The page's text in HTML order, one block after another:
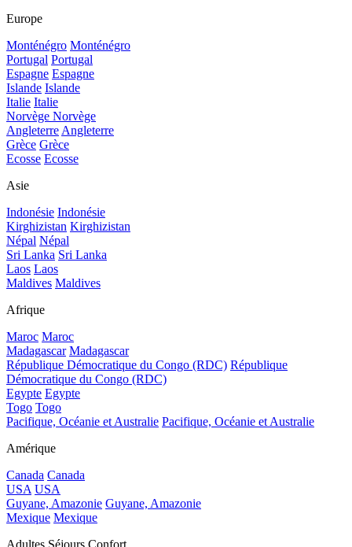
Europe
Monténégro Monténégro
Portugal Portugal
Espagne Espagne
Islande Islande
Italie Italie
Norvège Norvège
AngleterreAngleterre
Grèce Grèce
Ecosse Ecosse
Asie
Indonésie Indonésie
Kirghizistan Kirghizistan
Népal Népal
Sri Lanka Sri Lanka
Laos Laos
Maldives Maldives
Afrique
Maroc Maroc
Madagascar Madagascar
République Démocratique du Congo (RDC) République
Démocratique du Congo (RDC)
Egypte Egypte
Togo Togo
Pacifique, Océanie et Australie Pacifique, Océanie et Australie
Amérique
Canada Canada
USA USA
Guyane, Amazonie Guyane, Amazonie
Mexique Mexique